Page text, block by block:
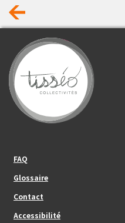
FAQ
Glossaire
Contact
Footer_center
Accessibilité